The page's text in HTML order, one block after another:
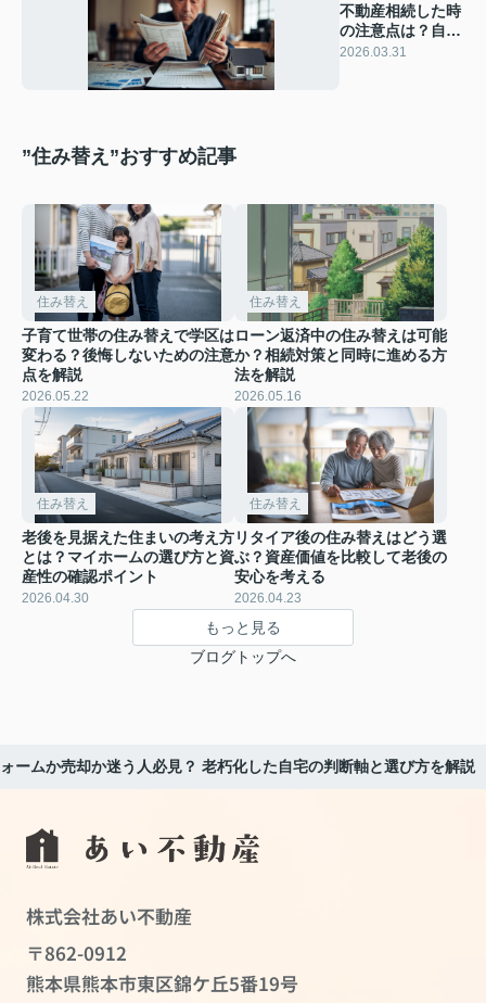
不動産相続した時
の注意点は？自宅
や実家土地の対処
2026.03.31
”住み替え”おすすめ記事
住み替え
子育て世帯の住み替えで学区は
変わる？後悔しないための注意
点を解説
2026.05.22
住み替え
ローン返済中の住み替えは可能
か？相続対策と同時に進める方
法を解説
2026.05.16
住み替え
老後を見据えた住まいの考え方
とは？マイホームの選び方と資
産性の確認ポイント
2026.04.30
住み替え
リタイア後の住み替えはどう選
ぶ？資産価値を比較して老後の
安心を考える
2026.04.23
もっと見る
ブログトップへ
ームか売却か迷う人必見？ 老朽化した自宅の判断軸と選び方を解説
株式会社あい不動産
〒862-0912
熊本県熊本市東区錦ケ丘5番19号